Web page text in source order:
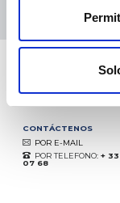
CONTÁCTENOS
POR E-MAIL
POR TELEFONO: +
07 68